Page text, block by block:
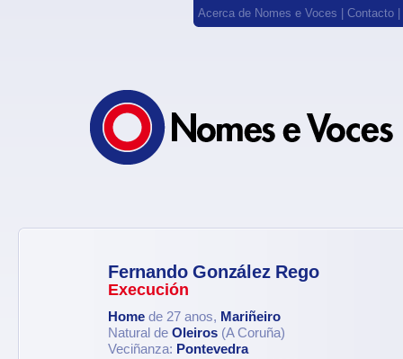
Acerca de Nomes e Voces Contacto
Fernando González Rego
Execución
Home de 27 anos, Mariñeiro
Natural de Oleiros (A Coruña)
Veciñanza: Pontevedra